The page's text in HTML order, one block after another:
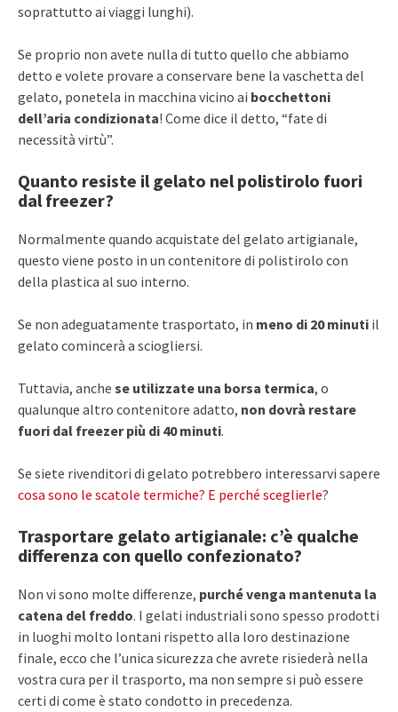
soprattutto ai viaggi lunghi).
Se proprio non avete nulla di tutto quello che abbiamo
detto e volete provare a conservare bene la vaschetta del
gelato, ponetela in macchina vicino ai bocchettoni
dell’aria condizionata! Come dice il detto, “fate di
necessità virtù”.
Quanto resiste il gelato nel polistirolo fuori
dal freezer?
Normalmente quando acquistate del gelato artigianale,
questo viene posto in un contenitore di polistirolo con
della plastica al suo interno.
Se non adeguatamente trasportato, in meno di 20 minuti il
gelato comincerà a sciogliersi.
Tuttavia, anche se utilizzate una borsa termica, o
qualunque altro contenitore adatto, non dovrà restare
fuori dal freezer più di 40 minuti.
Se siete rivenditori di gelato potrebbero interessarvi sapere
cosa sono le scatole termiche? E perché sceglierle?
Trasportare gelato artigianale: c’è qualche
differenza con quello confezionato?
Non vi sono molte differenze, purché venga mantenuta la
catena del freddo. I gelati industriali sono spesso prodotti
in luoghi molto lontani rispetto alla loro destinazione
finale, ecco che l’unica sicurezza che avrete risiederà nella
vostra cura per il trasporto, ma non sempre si può essere
certi di come è stato condotto in precedenza.